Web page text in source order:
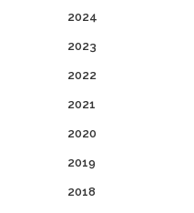
2024
2023
2022
2021
2020
2019
2018